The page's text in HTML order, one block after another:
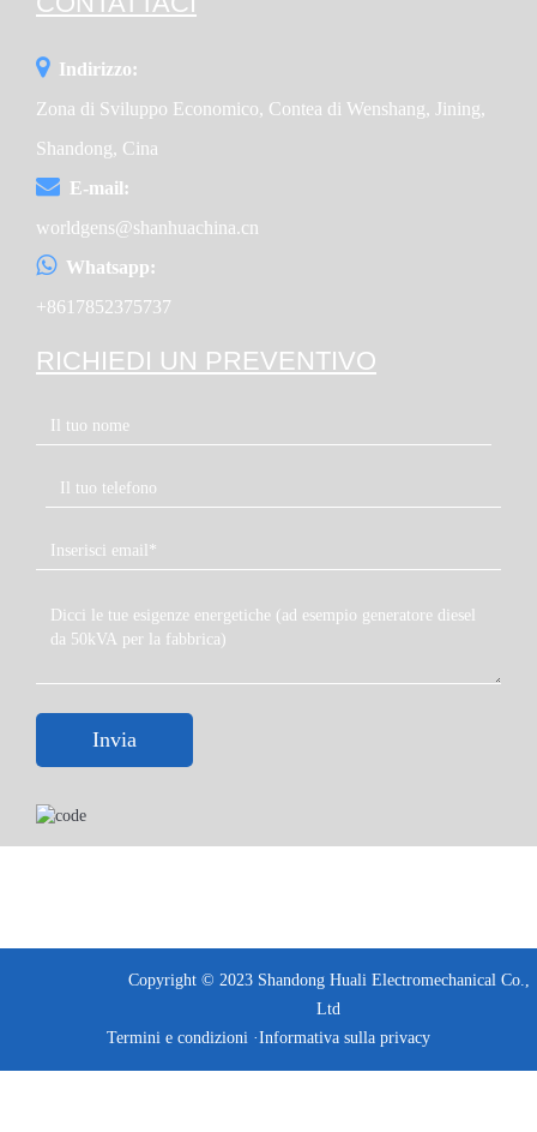
Indirizzo:
Zona di Sviluppo Economico, Contea di Wenshang, Jining,
Shandong, Cina
E-mail:
worldgens@shanhuachina.cn
Whatsapp:
+8617852375737
RICHIEDI UN PREVENTIVO
Invia
Copyright © 2023 Shandong Huali Electromechanical Co.,
Ltd
Termini e condizioni ·Informativa sulla privacy